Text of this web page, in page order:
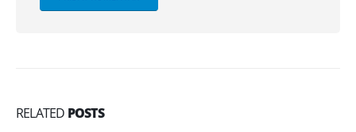
RELATED POSTS